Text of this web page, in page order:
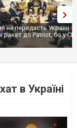
не передасть Україні
ракет до Patriot, бо у
в Україні